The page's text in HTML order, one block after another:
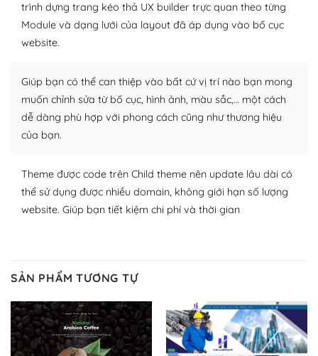
Plugin mở rộng là thành phần cài đặt thêm vào
WordPress để tăng thêm các tính năng cần thiết. Có
nhiều plugin trả phí hoặc miễn phí.
Nhờ lượng người dùng đông đảo, thư viện themes và
plugin của WordPress rất phong phú. Bạn có thể thỏa
thích chọn lựa plugin và themes phù hợp cho mục đích
lập website của mình.
– Dễ sử dụng
Và bạn có toàn quyền tự do khi quyết định nơi lưu trữ
trang web WordPress của bạn.
Dễ dàng lựa chọn Hosting cho website WordPress
trình dựng trang kéo thả UX builder trực quan theo từng
Module và dạng lưới của layout đã áp dụng vào bố cục
website.
Giúp bạn có thể can thiệp vào bất cứ vị trí nào bạn mong
muốn chỉnh sửa từ bố cục, hình ảnh, màu sắc,… một cách
dễ dàng phù hợp với phong cách cũng như thương hiệu
của bạn.
Theme được code trên Child theme nên update lâu dài có
thể sử dụng được nhiều domain, không giới hạn số lượng
website. Giúp bạn tiết kiệm chi phí và thời gian
SẢN PHẨM TƯƠNG TỰ